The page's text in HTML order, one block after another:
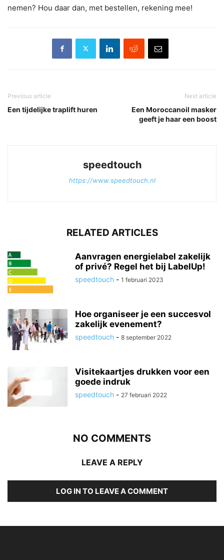
nemen? Hou daar dan, met bestellen, rekening mee!
Previous article
Een tijdelijke traplift huren
Next article
Een Moroccanoil masker
geeft je haar een boost
speedtouch
https://www.speedtouch.nl
RELATED ARTICLES
Aanvragen energielabel zakelijk
of privé? Regel het bij LabelUp!
speedtouch - 1 februari 2023
Hoe organiseer je een succesvol
zakelijk evenement?
speedtouch - 8 september 2022
Visitekaartjes drukken voor een
goede indruk
speedtouch - 27 februari 2022
NO COMMENTS
LEAVE A REPLY
LOG IN TO LEAVE A COMMENT